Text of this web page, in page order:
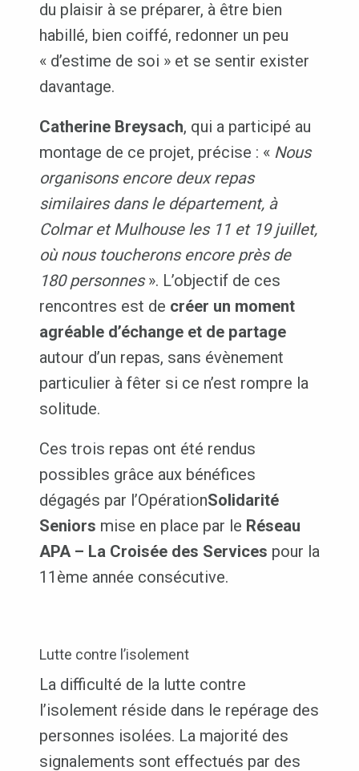
du plaisir à se préparer, à être bien
habillé, bien coiffé, redonner un peu
« d’estime de soi » et se sentir exister
davantage.
Catherine Breysach, qui a participé au
montage de ce projet, précise : « Nous
organisons encore deux repas
similaires dans le département, à
Colmar et Mulhouse les 11 et 19 juillet,
où nous toucherons encore près de
180 personnes». L’objectif de ces
rencontres est de créer un moment
agréable d’échange et de partage
autour d’un repas, sans évènement
particulier à fêter si ce n’est rompre la
solitude.
Ces trois repas ont été rendus
possibles grâce aux bénéfices
dégagés par l’OpérationSolidarité
Seniors mise en place par le Réseau
APA – La Croisée des Services pour la
11ème année consécutive.
Lutte contre l’isolement
La difficulté de la lutte contre
l’isolement réside dans le repérage des
personnes isolées. La majorité des
signalements sont effectués par des